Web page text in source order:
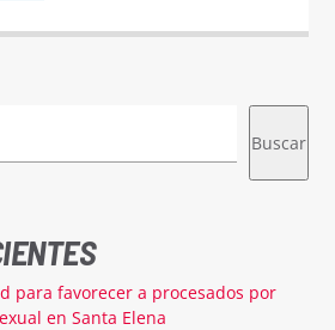
Buscar
para favorecer a procesados por
en Santa Elena